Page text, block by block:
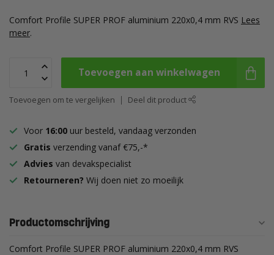
Comfort Profile SUPER PROF aluminium 220x0,4 mm RVS Lees
meer.
Toevoegen aan winkelwagen
Toevoegen om te vergelijken Deel dit product
Voor 16:00 uur besteld, vandaag verzonden
Gratis verzending vanaf €75,-*
Advies van devakspecialist
Retourneren? Wij doen niet zo moeilijk
Productomschrijving
Comfort Profile SUPER PROF aluminium 220x0,4 mm RVS